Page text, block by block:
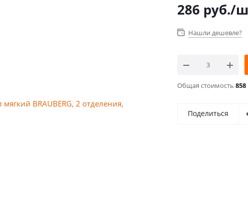
286 руб./
Нашли дешевле?
Общая стоимость 858
Поделиться